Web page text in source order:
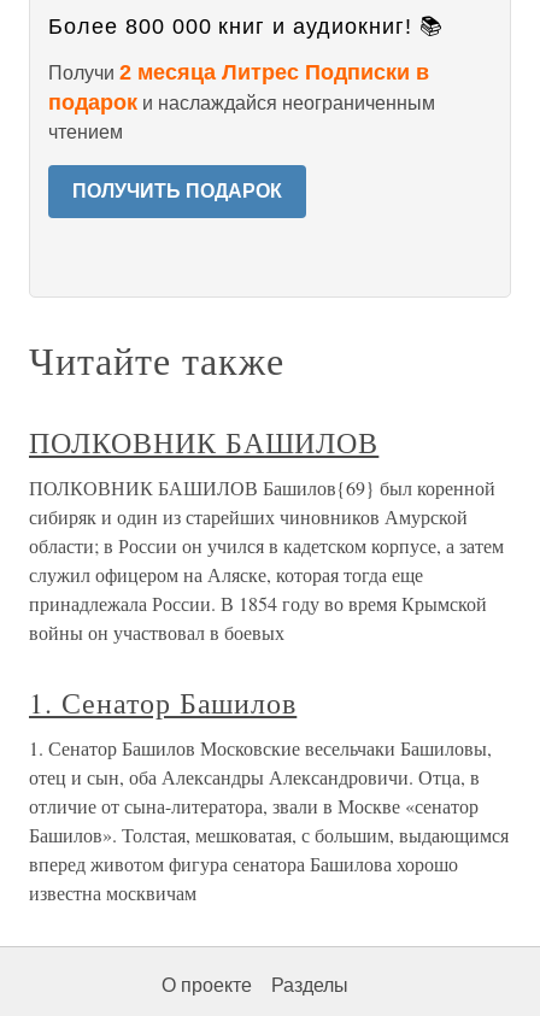
Более 800 000 книг и аудиокниг! 📚
Получи 2 месяца Литрес Подписки в
подарок и наслаждайся неограниченным
чтением
ПОЛУЧИТЬ ПОДАРОК
Читайте также
ПОЛКОВНИК БАШИЛОВ
ПОЛКОВНИК БАШИЛОВ Башилов{69} был коренной
сибиряк и один из старейших чиновников Амурской
области; в России он учился в кадетском корпусе, а затем
служил офицером на Аляске, которая тогда еще
принадлежала России. В 1854 году во время Крымской
войны он участвовал в боевых
1. Сенатор Башилов
1. Сенатор Башилов Московские весельчаки Башиловы,
отец и сын, оба Александры Александровичи. Отца, в
отличие от сына-литератора, звали в Москве «сенатор
Башилов». Толстая, мешковатая, с большим, выдающимся
вперед животом фигура сенатора Башилова хорошо
известна москвичам
О проекте Разделы